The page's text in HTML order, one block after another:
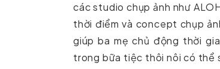
các studio chụp ảnh như
thời điểm và concept chụp
giúp ba mẹ chủ động thời
trong bữa tiệc thôi nôi có thể